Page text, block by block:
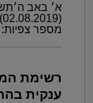
א׳ באב
(02.08.2019)
מספר צפיות: 61
רשימת
ענקית